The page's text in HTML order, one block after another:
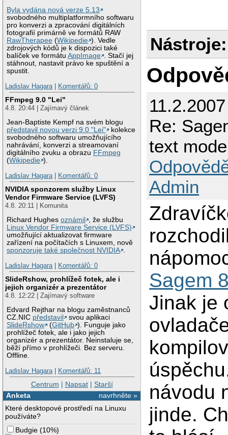
Byla vydána nová verze 5.13
svobodného multiplatformního softwaru
pro konverzi a zpracování digitálních
fotografií primárně ve formátů RAW
RawTherapee (Wikipedie ). Vedle
zdrojových kódů je k dispozici také
balíček ve formátuAppImage . Stačí jej
stáhnout, nastavit právo ke spuštění a
spustit.
Ladislav Hagara| Komentářů: 0
FFmpeg 9.0 "Lei"
4.8. 20:44 | Zajímavý článek
Jean-Baptiste Kempf na svém blogu
představil novou verzi 9.0 "Lei"
kolekce
svobodného softwaru umožňujícího
nahrávání, konverzi a streamovaní
digitálního zvuku a obrazu FFmpeg
(Wikipedie ).
Ladislav Hagara| Komentářů: 0
NVIDIA sponzorem služby Linux
Vendor Firmware Service (LVFS)
4.8. 20:11 | Komunita
Richard Hughesoznámil
, že službu
Linux Vendor Firmware Service (LVFS)
umožňující aktualizovat firmware
zařízení na počítačích s Linuxem, nově
sponzoruje také společnost NVIDIA .
Ladislav Hagara| Komentářů: 0
SlideRshow, prohlížeč fotek, ale i
jejich organizér a prezentátor
4.8. 12:22 | Zajímavý software
Edvard Rejthar na blogu zaměstnanců
CZ.NIC představil
svou aplikaci
SlideRshow
(GitHub ). Funguje jako
prohlížeč fotek, ale i jako jejich
organizér a prezentátor. Neinstaluje se,
běží přímo v prohlížeči. Bez serveru.
Offline.
Ladislav Hagara| Komentářů: 11
Centrum | Napsat| Starší
navrhněte »
Anketa
Které desktopové prostředí na Linuxu
používáte?
Budgie (10%)
Nástroje:
Re:
text mode
Admin
Sagem
Jinak je
návodu
jinde.